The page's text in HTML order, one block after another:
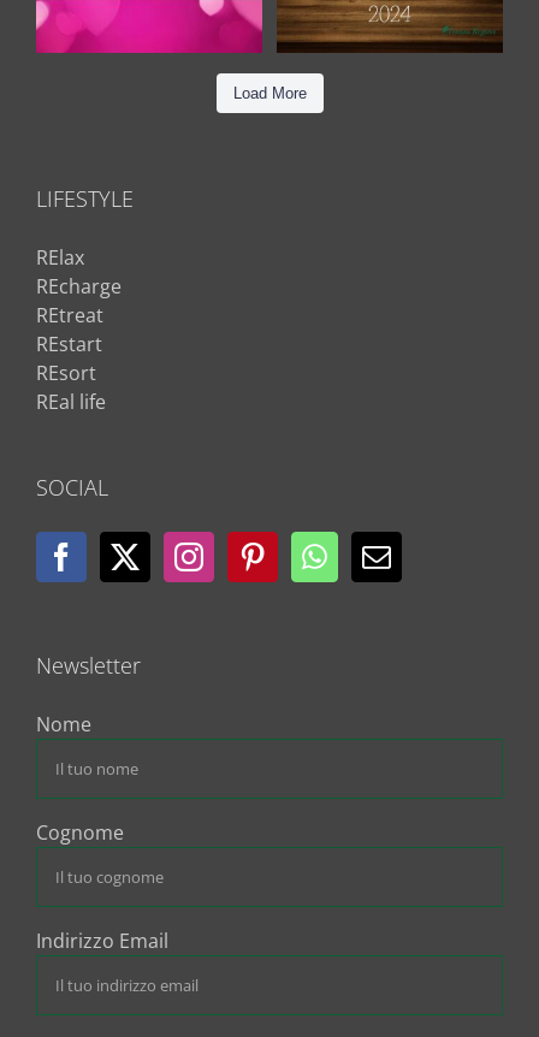
Load More
LIFESTYLE
RElax
REcharge
REtreat
REstart
REsort
REal life
SOCIAL
Newsletter
Nome
Cognome
Indirizzo Email